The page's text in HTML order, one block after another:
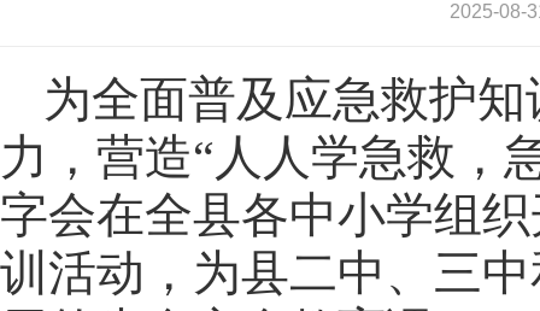
2025-08-
为全面普及应急救护
力，营造“人人学急救，
字会在全县各中小学组
训活动，为县二中、三